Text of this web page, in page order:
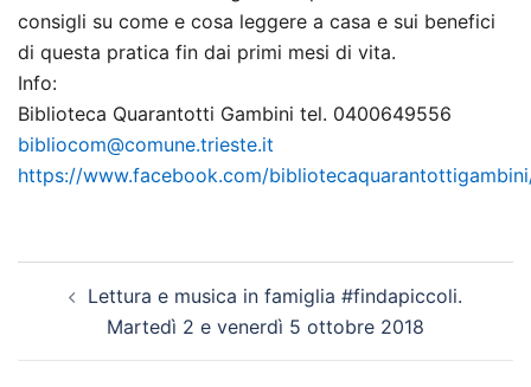
consigli su come e cosa leggere a casa e sui benefici
di questa pratica fin dai primi mesi di vita.
Info:
Biblioteca Quarantotti Gambini tel. 0400649556
bibliocom@comune.trieste.it
https://www.facebook.com/
articoloLettura e musica in famiglia #findapiccoli.
Martedì 2 e venerdì 5 ottobre 2018